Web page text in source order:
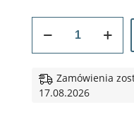
KOSZULKA
DUMNA
BABCIA
Zamówienia
17.08.2026